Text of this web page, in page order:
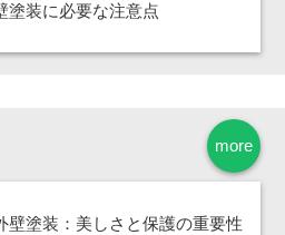
塗装に必要な注意点
more
壁塗装：美しさと保護の重要性